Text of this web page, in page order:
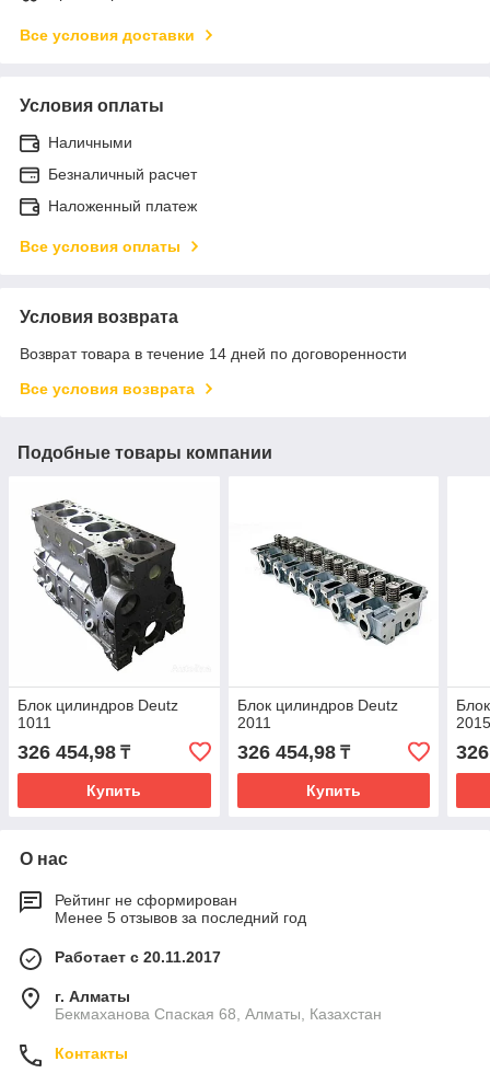
Все условия доставки
Условия оплаты
Наличными
Безналичный расчет
Наложенный платеж
Все условия оплаты
Условия возврата
Возврат товара в течение 14 дней по договоренности
Все условия возврата
Подобные товары компании
Блок цилиндров Deutz
1011
326 454,98 ₸
Купить
Блок цилиндров Deutz
2011
326 454,98₸
Купить
О нас
Рейтинг не сформирован
Менее 5 отзывов за последний год
Работает с 20.11.2017
г. Алматы
Бекмаханова Спаская 68, Алматы, Казахстан
Контакты